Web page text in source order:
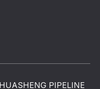
PIPELINE